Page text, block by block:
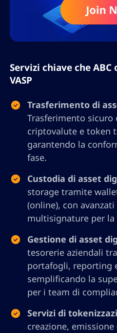
Servizi chiave che
VASP
Trasferimento di
Trasferimento sicuro
criptovalute e token
garantendo la
fase.
Custodia di asset
storage tramite
(online), con
multisignature per
Gestione di asset
tesorerie aziendali
portafogli, reporting
semplificando la
per i team di
Servizi di
creazione,